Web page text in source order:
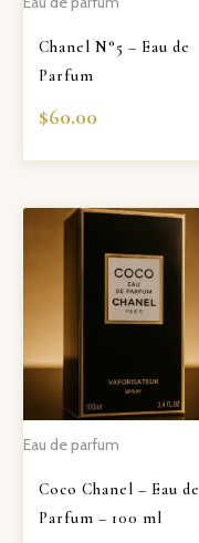
Chanel N°5 – Eau de
Parfum
$60.00
Eau de parfum
Coco Chanel – Eau de
Parfum – 100 ml